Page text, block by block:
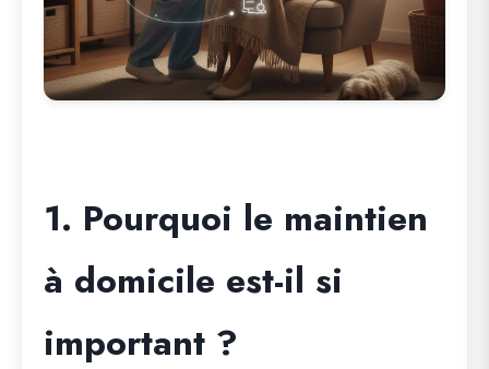
1. Pourquoi le maintien
à domicile est-il si
important ?